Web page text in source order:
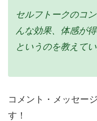
セルフトークのコ
んな効果、体感が得
というのを教えて
コメント・メッセー
す！